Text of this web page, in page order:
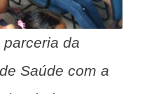
da
Saúde com a